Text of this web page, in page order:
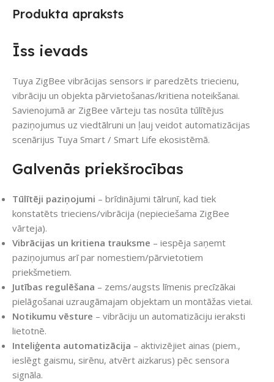
Produkta apraksts
Īss ievads
Tuya ZigBee vibrācijas sensors ir paredzēts triecienu,
vibrāciju un objekta pārvietošanas/kritiena noteikšanai.
Savienojumā ar ZigBee vārteju tas nosūta tūlītējus
paziņojumus uz viedtālruni un ļauj veidot automatizācijas
scenārijus Tuya Smart / Smart Life ekosistēmā.
Galvenās priekšrocības
Tūlītēji paziņojumi – brīdinājumi tālrunī, kad tiek
konstatēts trieciens/vibrācija (nepieciešama ZigBee
vārteja).
Vibrācijas un kritiena trauksme – iespēja saņemt
paziņojumus arī par nomestiem/pārvietotiem
priekšmetiem.
Jutības regulēšana – zems/augsts līmenis precīzākai
pielāgošanai uzraugāmajam objektam un montāžas vietai.
Notikumu vēsture – vibrāciju un automatizāciju ieraksti
lietotnē.
Inteliģenta automatizācija – aktivizējiet ainas (piem.,
ieslēgt gaismu, sirēnu, atvērt aizkarus) pēc sensora
signāla.